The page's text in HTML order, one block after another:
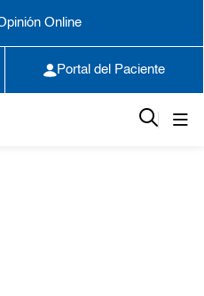
Online
Portal del Paciente